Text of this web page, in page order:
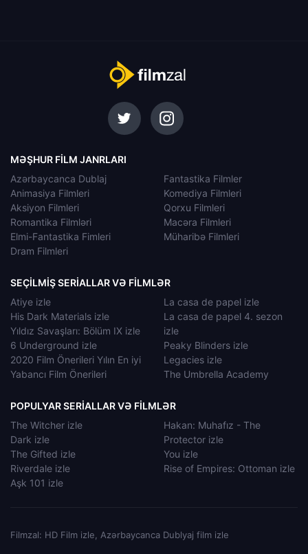
MƏŞHUR FILM JANRLARI
Azərbaycanca Dublaj
Animasiya Filmleri
Aksiyon Filmleri
Romantika Filmləri
Elmi-Fantastika Fimleri
Dram Filmleri
Fantastika Filmler
Komediya Filmleri
Qorxu Filmleri
Macəra Filmleri
Müharibə Filmleri
SEÇILMIŞ SERIALLAR VƏ FILMLƏR
Atiye izle
His Dark Materials izle
Yıldız Savaşları: Bölüm IX izle
6 Underground izle
2020 Film Önerileri Yılın En iyi
Yabancı Film Önerileri
La casa de papel izle
La casa de papel 4. sezon
izle
Peaky Blinders izle
Legacies izle
The Umbrella Academy
POPULYAR SERIALLAR VƏ FILMLƏR
The Witcher izle
Dark izle
The Gifted izle
Riverdale izle
Aşk 101 izle
Hakan: Muhafız - The
Protector izle
You izle
Rise of Empires: Ottoman izle
Filmzal: HD Film izle, Azərbaycanca Dublyaj film izle